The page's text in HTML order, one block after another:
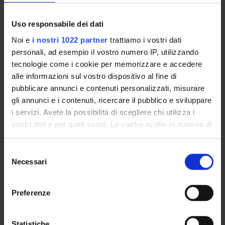
Uso responsabile dei dati
Noi e i nostri 1022 partner trattiamo i vostri dati
personali, ad esempio il vostro numero IP, utilizzando
tecnologie come i cookie per memorizzare e accedere
alle informazioni sul vostro dispositivo al fine di
pubblicare annunci e contenuti personalizzati, misurare
gli annunci e i contenuti, ricercare il pubblico e sviluppare
i servizi. Avete la possibilità di scegliere chi utilizza i
vostri dati e per quali scopi. Le vostre scelte in materia di
privacy sono applicabili solo su questa proprietà digitale
modificare o revocare il proprio consenso in qualsiasi
momento dalla Dichiarazione sui cookie o facendo clic
raccogliere informazioni sulla tua posizione
delNecessari
Preferenze
Thesis and internship proposals
Faculty staff
STUDYING
PHD PROGRAMMES AND POSTGRADUATE
TRAINING
Contacts